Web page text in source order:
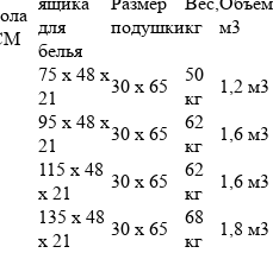
для
белья
подушкикг
м3
75 х 48 х
21
30 х 65
50
кг
1,2 м3
95 х 48 х
21
30 х 65
62
кг
1,6 м3
115 х 48
х 21
30 х 65
62
кг
1,6 м3
135 х 48
х 21
30 х 65
68
кг
1,8 м3